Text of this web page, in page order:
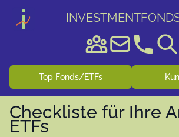
Top Fonds/ETFs
Checkliste für Ihre
ETFs